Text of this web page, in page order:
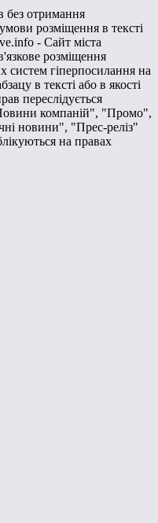
без отримання
розміщення в тексті
- Сайт міста
розміщення
систем гіперпосилання на
в тексті або в якості
переслідується
компаній", "Промо",
новини", "Прес-реліз"
на правах